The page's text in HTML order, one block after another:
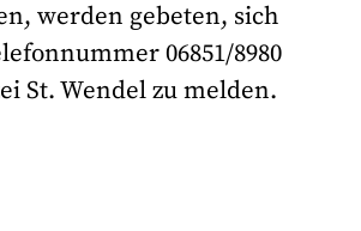
werden gebeten, sich
06851/8980
St. Wendel zu melden.